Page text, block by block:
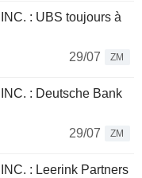
: UBS toujours à
29/07
ZM
: Deutsche Bank
29/07
ZM
: Leerink Partners